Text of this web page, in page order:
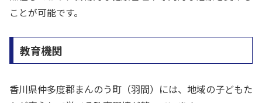
ことが可能です。
教育機関
香川県仲多度郡まんのう町（羽間）には、地域の子どもた